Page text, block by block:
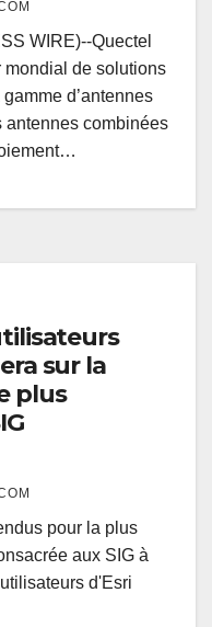
WIRE)--Quectel
de solutions
d’antennes
antennes combinées
sur la
plus
pour la plus
aux SIG à
d'Esri